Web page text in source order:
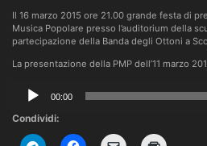
Il 16 marzo 2015 ore 21.00 grande festa di
Musica Popolare presso l’auditorium della
partecipazione della Banda degli Ottoni a
La presentazione della PMP dell’11 marzo
Player
00:00
Condividi: